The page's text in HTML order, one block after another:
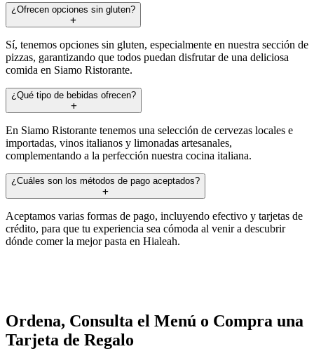
¿Ofrecen opciones sin gluten?
Sí, tenemos opciones sin gluten, especialmente en nuestra sección de
pizzas, garantizando que todos puedan disfrutar de una deliciosa
comida en Siamo Ristorante.
¿Qué tipo de bebidas ofrecen?
En Siamo Ristorante tenemos una selección de cervezas locales e
importadas, vinos italianos y limonadas artesanales,
complementando a la perfección nuestra cocina italiana.
¿Cuáles son los métodos de pago aceptados?
Aceptamos varias formas de pago, incluyendo efectivo y tarjetas de
crédito, para que tu experiencia sea cómoda al venir a descubrir
dónde comer la mejor pasta en Hialeah.
Ordena, Consulta el Menú o Compra una
Tarjeta de Regalo